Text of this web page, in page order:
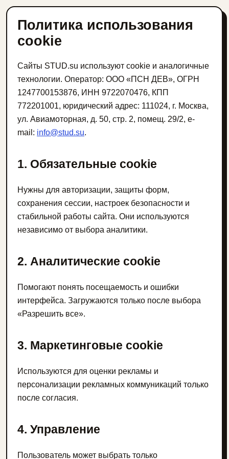
Политика использования
cookie
Сайты STUD.su используют cookie и аналогичные
технологии. Оператор: ООО «ПСН ДЕВ», ОГРН
1247700153876, ИНН 9722070476, КПП
772201001, юридический адрес: 111024, г. Москва,
ул. Авиамоторная, д. 50, стр. 2, помещ. 29/2, e-
mail: info@stud.su.
1. Обязательные cookie
Нужны для авторизации, защиты форм,
сохранения сессии, настроек безопасности и
стабильной работы сайта. Они используются
независимо от выбора аналитики.
2. Аналитические cookie
Помогают понять посещаемость и ошибки
интерфейса. Загружаются только после выбора
«Разрешить все».
3. Маркетинговые cookie
Используются для оценки рекламы и
персонализации рекламных коммуникаций только
после согласия.
4. Управление
Пользователь может выбрать только